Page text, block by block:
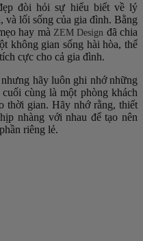
đòi hỏi sự hiểu biết về lý
và lối sống của gia đình. Bằng
hay mà ZEM Design đã chia
không gian sống hài hòa, thể
cực cho cả gia đình.
hãy luôn ghi nhớ những
cùng là một phòng khách
thời gian. Hãy nhớ rằng, thiết
nhàng với nhau để tạo nên
riêng lẻ.